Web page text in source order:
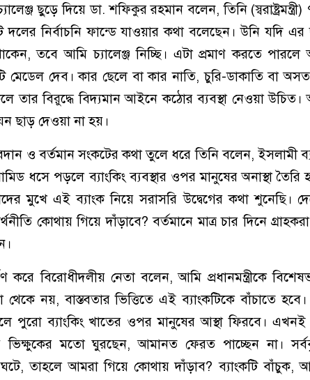
ছুড়ে দিয়ে ডা. শফিকুর রহমান বলেন, তিনি
নির্বাচনি ফান্ডে যাওয়ার কথা বলেছেন। উনি যদি এর
তবে আমি চ্যালেঞ্জ নিচ্ছি। এটা প্রমাণ করতে পারলে
মেডেল দেব। কার ছেলে বা কার নাতি, চুরি-ডাকাতি বা
তার বিরুদ্ধে বিদ্যমান আইনে কঠোর ব্যবস্থা নেওয়া উচিত।
ছাড় দেওয়া না হয়।
ও বর্তমান সংকটের কথা তুলে ধরে তিনি বলেন, ইসলামী
ধসে পড়লে ব্যাংকিং ব্যবস্থার ওপর মানুষের অনাস্থা তৈরি
মুখে এই ব্যাংক নিয়ে সরাসরি উদ্বেগের কথা শুনেছি।
কোথায় গিয়ে দাঁড়াবে? বর্তমানে মাত্র চার দিনে
করে বিরোধীদলীয় নেতা বলেন, আমি প্রধানমন্ত্রীকে
নয়, বাস্তবতার ভিত্তিতে এই ব্যাংকটিকে বাঁচাতে
পুরো ব্যাংকিং খাতের ওপর মানুষের আস্থা ফিরবে। এখনই
ভিক্ষুকের মতো ঘুরছেন, আমানত ফেরত পাচ্ছেন না।
তাহলে আমরা গিয়ে কোথায় দাঁড়াব? ব্যাংকটি বাঁচুক,